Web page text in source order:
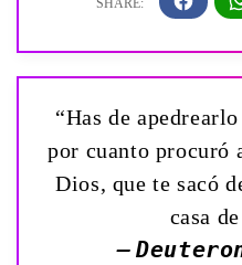
“Has de
por cuanto procuró
Dios, que te sacó
casa
—